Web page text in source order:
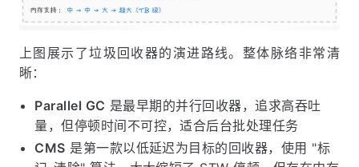
上图展示了垃圾回收器的演进路线。整体脉络非常清
晰：
Parallel GC 是最早期的并行回收器，追求高吞吐
量，但停顿时间不可控，适合后台批处理任务
CMS 是第一款以低延迟为目标的回收器，使用 "标